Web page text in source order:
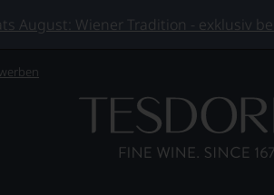
August: Wiener Tradition - exklusiv